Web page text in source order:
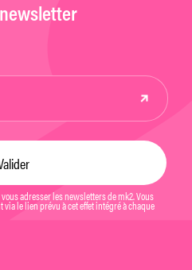
adresser les newsletters de mk2. Vous
le lien prévu à cet effet intégré à chaque